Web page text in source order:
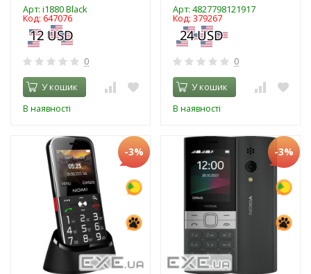
Арт: i1880 Black
Код: 647076
0
У кошик
В наявності
Арт: 4827798121917
Код: 379267
0
У кошик
В наявності
-3% -3%